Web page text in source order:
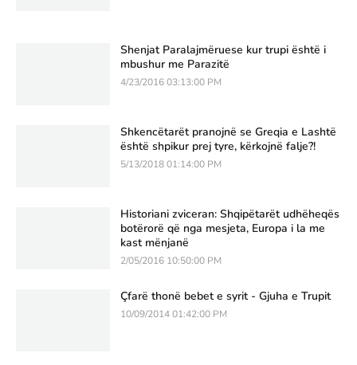
Shenjat Paralajmëruese kur trupi është i
mbushur me Parazitë
4/23/2016 03:13:00 PM
Shkencëtarët pranojnë se Greqia e Lashtë
është shpikur prej tyre, kërkojnë falje?!
5/13/2018 01:14:00 PM
Historiani zviceran: Shqipëtarët udhëheqës
botërorë që nga mesjeta, Europa i la me
kast mënjanë
2/05/2016 10:50:00 PM
Çfarë thonë bebet e syrit - Gjuha e Trupit
10/09/2014 01:42:00 PM